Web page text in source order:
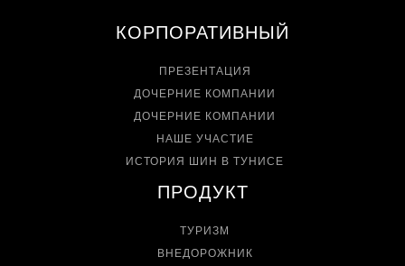
КОРПОРАТИВНЫЙ
ПРЕЗЕНТАЦИЯ
ДОЧЕРНИЕ КОМПАНИИ
ДОЧЕРНИЕ КОМПАНИИ
НАШЕ УЧАСТИЕ
ИСТОРИЯ ШИН В ТУНИСЕ
ПРОДУКТ
ТУРИЗМ
ВНЕДОРОЖНИК